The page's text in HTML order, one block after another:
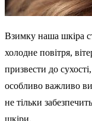
Взимку наша шкіра
холодне повітря,
призвести до
особливо важливо
не тільки